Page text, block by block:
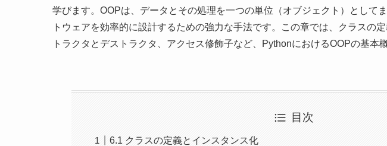
学びます。OOPは、データとその処理を一つの単位（オブジェクト）として
トウェアを効率的に設計するための強力な手法です。この章では、クラスの
トラクタとデストラクタ、アクセス修飾子など、PythonにおけるOOPの基本
目次
6.1 クラスの定義とインスタンス化